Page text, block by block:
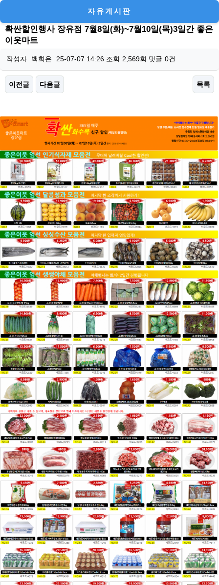
자유게시판
확싼할인행사 장유점 7월8일(화)~7월10일(목)3일간 좋은
이웃마트
작성자 백희은 25-07-07 14:26조회 2,569회 댓글 0건
이전글 다음글 목록
본문